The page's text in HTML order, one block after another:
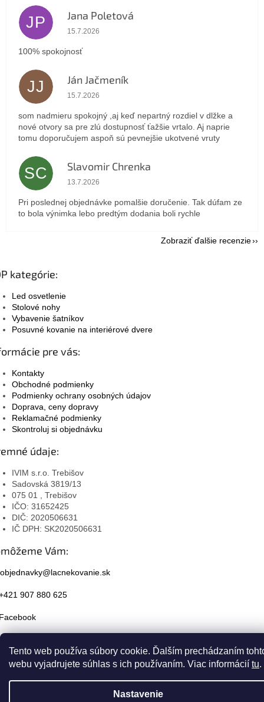
Tento web používa súbory cookie. Ďalším prechádzaním
webu vyjadrujete súhlas s ich používaním. Viac informácií tu.
Nastavenie
JP Jana Poletová
Hodnotenie obchodu je 5 z 5 hviezdičiek.
15.7.2026
100% spokojnosť
JJ Ján Jačmeník
Hodnotenie obchodu je 5 z 5 hviezdičiek.
15.7.2026
som nadmieru spokojný ,aj keď nepartný rozdiel v dlžke a
nové otvory sa pre zlú dostupnosť ťažšie vrtalo. Aj naprie
tomu doporučujem aspoň sú pevnejšie ukotvené vruty
SC Slavomir Chrenka
Hodnotenie obchodu je 5 z 5 hviezdičiek.
13.7.2026
Pri poslednej objednávke pomalšie doručenie. Tak dúfam ze
to bola výnimka lebo predtým dodania boli rychle
Zobraziť ďalšie recenzie
kategórie:
Led osvetlenie
Stolové nohy
Vybavenie šatníkov
Posuvné kovanie na interiérové dvere
pre vás:
Kontakty
Obchodné podmienky
Podmienky ochrany osobných údajov
Doprava, ceny dopravy
Reklamačné podmienky
Skontroluj si objednávku
údaje:
IVIM s.r.o. Trebišov
Sadovská 3819/13
075 01 , Trebišov
IČO: 31652425
DIČ: 2020506631
IČ DPH: SK2020506631
Vám:
objednavky@lacnekovanie.sk
907 880 625